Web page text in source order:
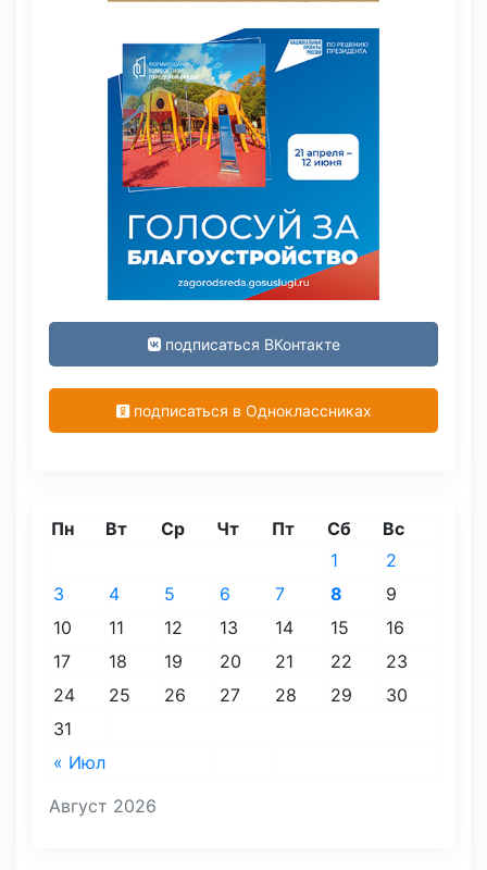
подписаться ВКонтакте
подписаться в Одноклассниках
Август 2026
Пн Вт Ср Чт Пт Сб Вс
« Июл
1
2
3
4 5 6 7 8
9
10
11 12 13 14 15
16
17
18 19 20 21 22
23
24
25 26 27 28 29
30
31